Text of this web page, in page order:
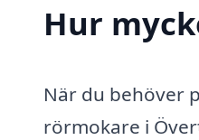
Hur
När du behöver
rörmokare i